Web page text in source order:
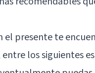
el presente te
los siguientes